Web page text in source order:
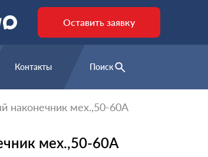
Оставить заявку
Контакты Поиск
наконечник мех.,50-60A
мех.,50-60A